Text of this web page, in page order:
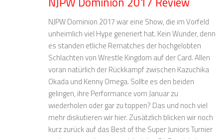
NJPW Dominion 2017 war eine Show, die im Vorfeld
unheimlich viel Hype generiert hat. Kein Wunder, denn
es standen etliche Rematches der hochgelobten
Schlachten von Wrestle Kingdom auf der Card. Allen
voran natürlich der Rückkampf zwischen Kazuchika
Okada und Kenny Omega. Sollte es den beiden
gelingen, ihre Performance vom Januar zu
wiederholen oder gar zu toppen? Das und noch viel
mehr diskutieren wir hier. Zusätzlich blicken wir noch
kurz zurück auf das Best of the Super Juniors Turnier